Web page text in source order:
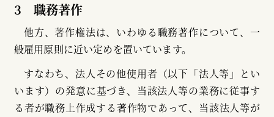
3 職務著作
他方、著作権法は、いわゆる職務著作について、一
般雇用原則に近い定めを置いています。
すなわち、法人その他使用者（以下「法人等」とい
います）の発意に基づき、当該法人等の業務に従事す
る者が職務上作成する著作物であって、当該法人等が